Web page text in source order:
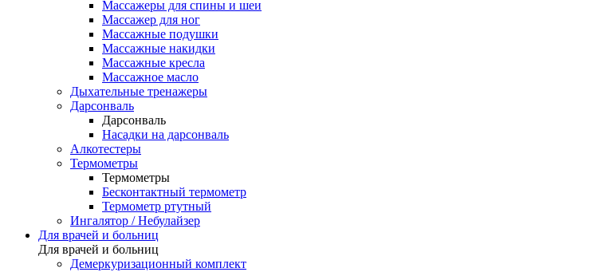
Массажеры для спины и шеи
Массажер для ног
Массажные подушки
Массажные накидки
Массажные кресла
Массажное масло
Дыхательные тренажеры
Дарсонваль
Дарсонваль
Насадки на дарсонваль
Алкотестеры
Термометры
Термометры
Бесконтактный термометр
Термометр ртутный
Ингалятор / Небулайзер
Для врачей и больниц
Для врачей и больниц
Демеркуризационный комплект